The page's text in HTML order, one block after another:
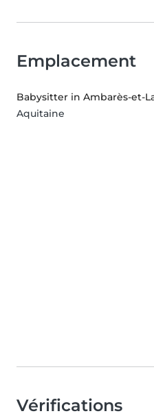
Emplacement
Babysitter in Ambarès-et-
Aquitaine
Vérifications